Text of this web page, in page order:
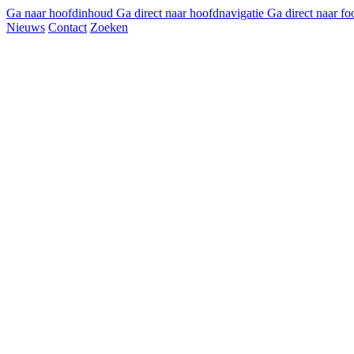
Ga naar hoofdinhoud Ga direct naar hoofdnavigatie Ga direct naar
Nieuws Contact Zoeken